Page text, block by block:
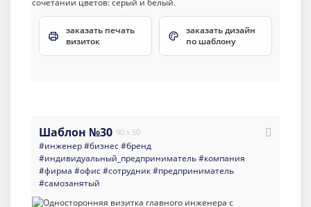
заказать печать
визиток
заказать дизайн
по шаблону
Шаблон №30 90 x 50
#инженер#бизнес#бренд
#индивидуальный_предприниматель#компания
#фирма #офис#сотрудник#предприниматель
#самозанятый